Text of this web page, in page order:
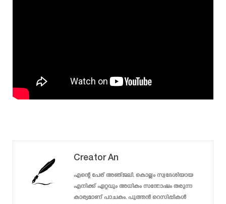
Creator An
എന്റെ പേര് അഞ്ജലി. കൊല്ലം സ്വദേശിയായ
എനിക്ക് ഏറ്റവും അധികം സന്തോഷം തരുന്ന
കാര്യമാണ് പാചകം. പുത്തൻ റെസിപ്പികൾ